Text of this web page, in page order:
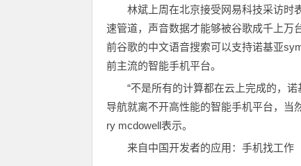
林斌上周在北京接受网易科技采访时
速管道，声音数据才能够被谷歌成千上万
前谷歌的中文语音搜索可以支持诺基亚
前主流的智能手机平台。
“不是所有的计算都在云上完成的，
导航就离不开高性能的智能手机平台，当
ry mcdowell表示。
来自中国开发者的应用：手机找工作